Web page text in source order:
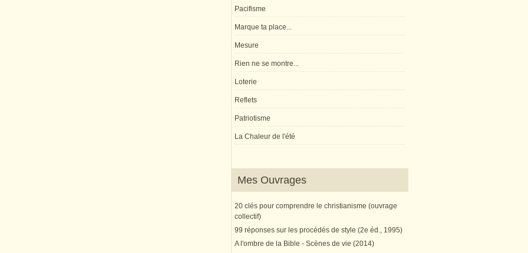
Pacifisme
Marque ta place...
Mesure
Rien ne se montre...
Loterie
Reflets
Patriotisme
La Chaleur de l'été
Mes Ouvrages
20 clés pour comprendre le christianisme (ouvrage
collectif)
99 réponses sur les procédés de style (2e éd., 1995)
A l'ombre de la Bible - Scènes de vie (2014)